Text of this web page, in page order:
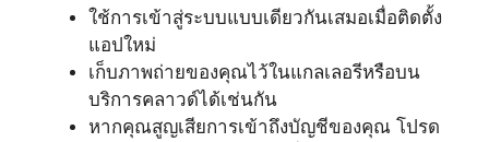
ใช้การเข้าสู่ระบบแบบเดียวกันเสมอเมื่อติดตั้ง
แอปใหม่
เก็บภาพถ่ายของคุณไว้ในแกลเลอรีหรือบน
บริการคลาวด์ได้เช่นกัน
หากคุณสูญเสียการเข้าถึงบัญชีของคุณ โปรด